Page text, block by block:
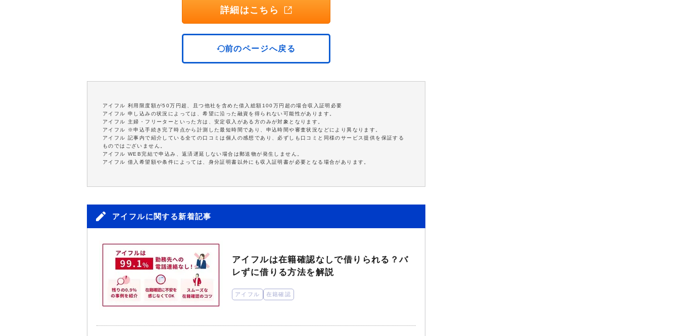
詳細はこちら
前のページへ戻る
アイフル 利用限度額が50万円超、且つ他社を含めた借入総額100万円超の場合収入証明必要
アイフル 申し込みの状況によっては、希望に沿った融資を得られない可能性があります。
アイフル 主婦・フリーターといった方は、安定収入がある方のみが対象となります。
アイフル ※申込手続き完了時点から計測した最短時間であり、申込時間や審査状況などにより異なります。
アイフル 記事内で紹介している全ての口コミは個人の感想であり、必ずしも口コミと同様のサービス提供を保証する
ものではございません。
アイフル WEB完結で申込み、返済遅延しない場合は郵送物が発生しません。
アイフル 借入希望額や条件によっては、身分証明書以外にも収入証明書が必要となる場合があります。
アイフルに関する新着記事
アイフルは在籍確認なしで借りられる？バ
レずに借りる方法を解説
アイフル 在籍確認